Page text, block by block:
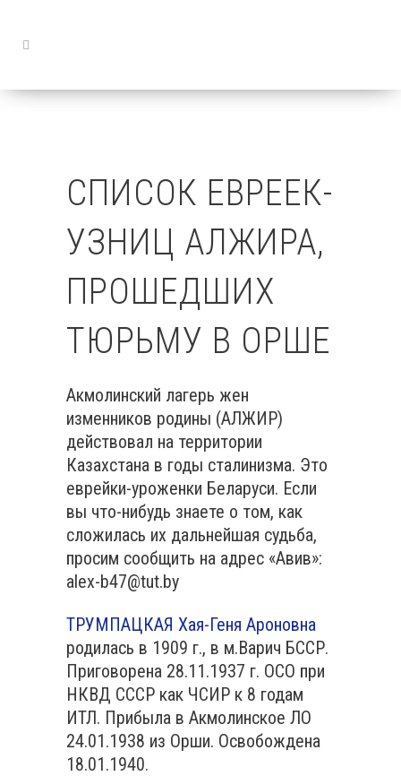
СПИСОК ЕВРЕЕК-
УЗНИЦ АЛЖИРА,
ПРОШЕДШИХ
ТЮРЬМУ В ОРШЕ
Акмолинский лагерь жен
изменников родины (АЛЖИР)
действовал на территории
Казахстана в годы сталинизма. Это
еврейки-уроженки Беларуси. Если
вы что-нибудь знаете о том, как
сложилась их дальнейшая судьба,
просим сообщить на адрес «Авив»:
alex-b47@tut.by
ТРУМПАЦКАЯ Хая-Геня Ароновна
родилась в 1909 г., в м.Варич БССР.
Приговорена 28.11.1937 г. ОСО при
НКВД СССР как ЧСИР к 8 годам
ИТЛ. Прибыла в Акмолинское ЛО
24.01.1938 из Орши. Освобождена
18.01.1940.